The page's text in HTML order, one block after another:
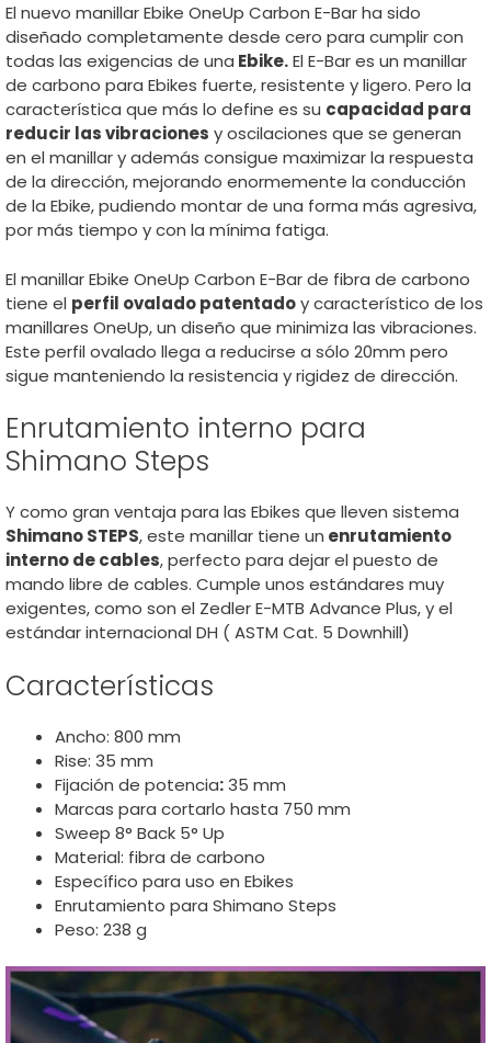
El nuevo manillar Ebike OneUp Carbon E-Bar ha sido
diseñado completamente desde cero para cumplir con
todas las exigencias de una Ebike.El E-Bar es un manillar
de carbono para Ebikes fuerte, resistente y ligero. Pero la
característica que más lo define es su capacidad para
reducir las vibraciones y oscilaciones que se generan
en el manillar y además consigue maximizar la respuesta
de la dirección, mejorando enormemente la conducción
de la Ebike, pudiendo montar de una forma más agresiva,
por más tiempo y con la mínima fatiga.
El manillar Ebike OneUp Carbon E-Bar de fibra de carbono
tiene el perfil ovalado patentadoy característico de los
manillares OneUp, un diseño que minimiza las vibraciones.
Este perfil ovalado llega a reducirse a sólo 20mm pero
sigue manteniendo la resistencia y rigidez de dirección.
Enrutamiento interno para
Shimano Steps
Y como gran ventaja para las Ebikes que lleven sistema
Shimano STEPS, este manillar tiene un enrutamiento
interno de cables, perfecto para dejar el puesto de
mando libre de cables. Cumple unos estándares muy
exigentes, como son el Zedler E-MTB Advance Plus, y el
estándar internacional DH ( ASTM Cat. 5 Downhill)
Características
Ancho: 800 mm
Rise: 35 mm
Fijación de potencia:35 mm
Marcas para cortarlo hasta 750 mm
Sweep 8° Back 5° Up
Material: fibra de carbono
Específico para uso en Ebikes
Enrutamiento para Shimano Steps
Peso: 238 g